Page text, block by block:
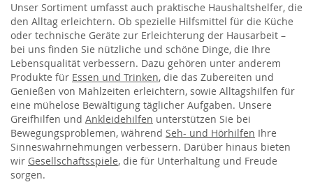
Unser Sortiment umfasst auch praktische Haushaltshelfer, die
den Alltag erleichtern. Ob spezielle Hilfsmittel für die Küche
oder technische Geräte zur Erleichterung der Hausarbeit –
bei uns finden Sie nützliche und schöne Dinge, die Ihre
Lebensqualität verbessern. Dazu gehören unter anderem
Produkte für Essen und Trinken, die das Zubereiten und
Genießen von Mahlzeiten erleichtern, sowie Alltagshilfen für
eine mühelose Bewältigung täglicher Aufgaben. Unsere
Greifhilfen und Ankleidehilfen unterstützen Sie bei
Bewegungsproblemen, während Seh- und Hörhilfen Ihre
Sinneswahrnehmungen verbessern. Darüber hinaus bieten
wir Gesellschaftsspiele, die für Unterhaltung und Freude
sorgen.